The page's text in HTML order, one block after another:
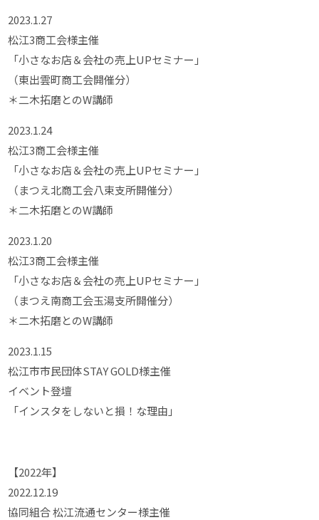
2023.1.27
松江3商工会様主催
「小さなお店＆会社の売上UPセミナー」
（東出雲町商工会開催分）
＊二木拓磨とのW講師
2023.1.24
松江3商工会様主催
「小さなお店＆会社の売上UPセミナー」
（まつえ北商工会八束支所開催分）
＊二木拓磨とのW講師
2023.1.20
松江3商工会様主催
「小さなお店＆会社の売上UPセミナー」
（まつえ南商工会玉湯支所開催分）
＊二木拓磨とのW講師
2023.1.15
松江市市民団体STAY GOLD様主催
イベント登壇
「インスタをしないと損！な理由」
【2022年】
2022.12.19
協同組合 松江流通センター様主催